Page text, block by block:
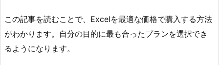
この記事を読むことで、Excelを最適な価格で購入する方法
がわかります。自分の目的に最も合ったプランを選択でき
るようになります。